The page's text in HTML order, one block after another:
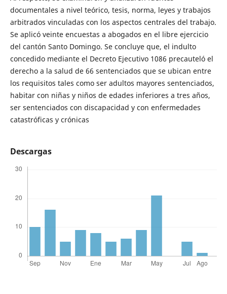
documentales a nivel teórico, tesis, norma, leyes y trabajos
arbitrados vinculadas con los aspectos centrales del trabajo.
Se aplicó veinte encuestas a abogados en el libre ejercicio
del cantón Santo Domingo. Se concluye que, el indulto
concedido mediante el Decreto Ejecutivo 1086 precauteló el
derecho a la salud de 66 sentenciados que se ubican entre
los requisitos tales como ser adultos mayores sentenciados,
habitar con niñas y niños de edades inferiores a tres años,
ser sentenciados con discapacidad y con enfermedades
catastróficas y crónicas
Descargas